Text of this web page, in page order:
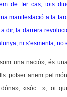
de fer cas, tots
manifestació a la
a dir, la darrera
ni s’esmenta,
una nació», és
potser anem pel
dóna», «sóc…», oi